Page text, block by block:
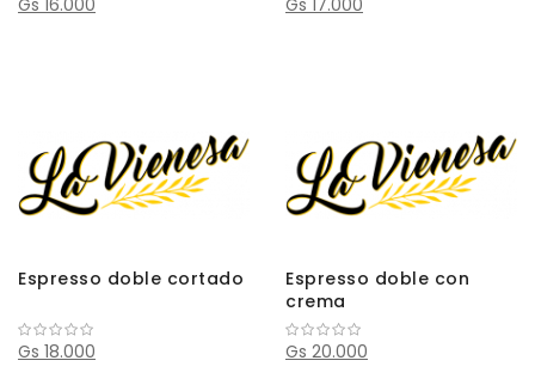
Espresso doble cortado
Gs 18.000
Espresso doble con
crema
Gs 20.000